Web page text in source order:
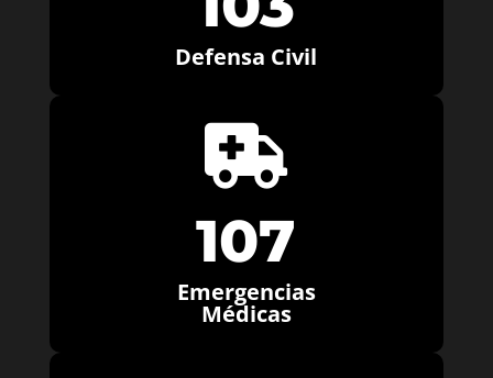
Defensa Civil

107
Emergencias
Médicas